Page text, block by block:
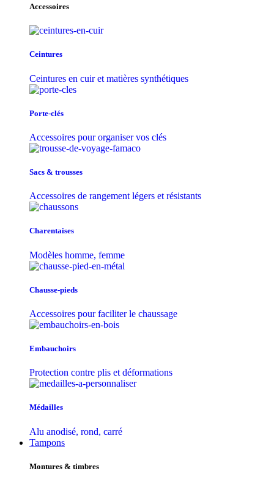
Accessoires
Ceintures
Ceintures en cuir et matières synthétiques
Porte-clés
Accessoires pour organiser vos clés
Sacs & trousse​s
Accessoires de rangement légers et résistants
Charentaises
Modèles homme, femme
Chausse-pieds
Accessoires pour faciliter le chaussage
Embauchoirs
Protection contre plis et déformations
Médailles
Alu anodisé, rond, carré
Tampons
Montures & timbres